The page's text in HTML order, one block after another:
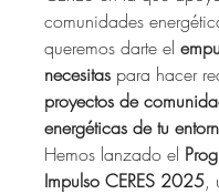
comunidades
queremos darte el
necesitas
proyectos de
energéticas de tu
Hemos lanzado el
Impulso CERES 2025,